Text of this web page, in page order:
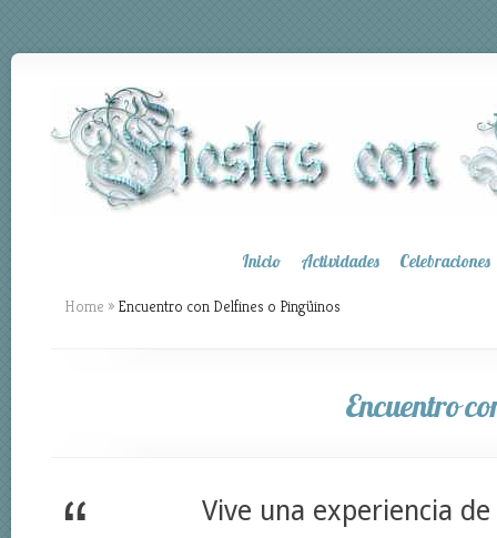
Inicio Actividades Celebraciones
Home » Encuentro con Delfines o Pingüinos
Encuentro
Vive una experiencia